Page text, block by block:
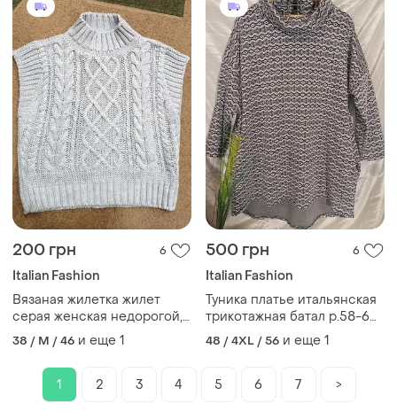
200 грн 6
Italian Fashion
Вязаная жилетка жилет
серая женская недорогой,л
размер 44,46
38 / M / 46 и еще 1
500 грн 6
Italian Fashion
Туника платье итальянская
трикотажная батал р.58-60
серое черное
48 / 4XL / 56 и еще 1
1 2 3 4 5 6 7 >